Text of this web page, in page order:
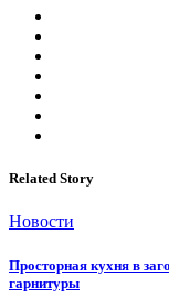
Related Story
Новости
Просторная кухня в
гарнитуры